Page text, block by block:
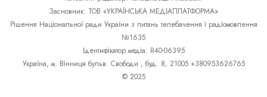
Засновник: ТОВ «УКРАЇНСЬКА МЕДІАПЛАТФОРМА»
Рішення Національної ради України з питань телебачення і радіомовлення
№1635
Ідентифікатор медіа: R40-06395
Україна, м. Вінниця бульв. Свободи , буд. 8, 21005 +380953626765
© 2025